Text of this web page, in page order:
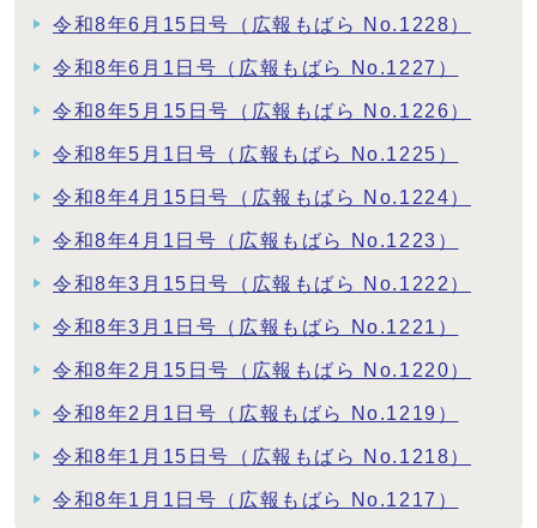
令和8年6月15日号（広報もばら No.1228）
令和8年6月1日号（広報もばら No.1227）
令和8年5月15日号（広報もばら No.1226）
令和8年5月1日号（広報もばら No.1225）
令和8年4月15日号（広報もばら No.1224）
令和8年4月1日号（広報もばら No.1223）
令和8年3月15日号（広報もばら No.1222）
令和8年3月1日号（広報もばら No.1221）
令和8年2月15日号（広報もばら No.1220）
令和8年2月1日号（広報もばら No.1219）
令和8年1月15日号（広報もばら No.1218）
令和8年1月1日号（広報もばら No.1217）